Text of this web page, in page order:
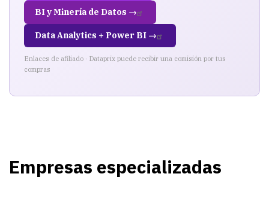
BI y Minería de Datos →
Data Analytics + Power BI →
Enlaces de afiliado · Dataprix puede recibir una comisión por tus
compras
Empresas especializadas